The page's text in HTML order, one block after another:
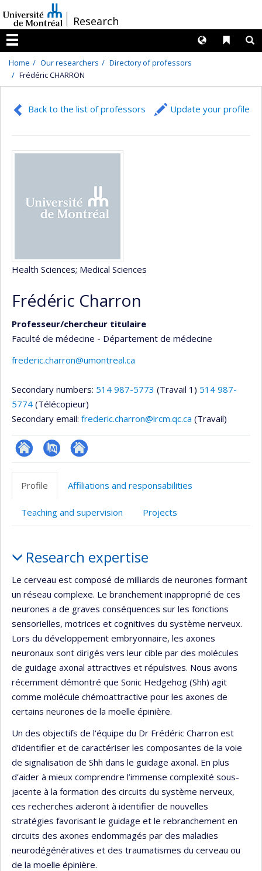
au
contenu
/Research
Menu
Liens
Langues
Home Our researchers
Directory of professors
Frédéric CHARRON
Back to the list of professors Update your profile
Health Sciences; Medical Sciences
Frédéric Charron
Professeur/chercheur titulaire
Faculté de médecine - Département de médecine
frederic.charron@umontreal.ca
Secondary numbers: 514 987-5773 (Travail 1) 514 987-
5774 (Télécopieur)
Secondary email: frederic.charron@ircm.qc.ca (Travail)
Site
l’unité
de
PubMedAutre
site
Profile Affiliations and responsabilities
Teaching and supervision Projects
Research expertise
Le cerveau est composé de milliards de neurones formant
un réseau complexe. Le branchement inapproprié de ces
neurones a de graves conséquences sur les fonctions
sensorielles, motrices et cognitives du système nerveux.
Lors du développement embryonnaire, les axones
neuronaux sont dirigés vers leur cible par des molécules
de guidage axonal attractives et répulsives. Nous avons
récemment démontré que Sonic Hedgehog (Shh) agit
comme molécule chémoattractive pour les axones de
certains neurones de la moelle épinière.
Un des objectifs de l'équipe du Dr Frédéric Charron est
d’identifier et de caractériser les composantes de la voie
de signalisation de Shh dans le guidage axonal. En plus
d’aider à mieux comprendre l’immense complexité sous-
jacente à la formation des circuits du système nerveux,
ces recherches aideront à identifier de nouvelles
stratégies favorisant le guidage et le rebranchement en
circuits des axones endommagés par des maladies
neurodégénératives et des traumatismes du cerveau ou
de la moelle épinière.